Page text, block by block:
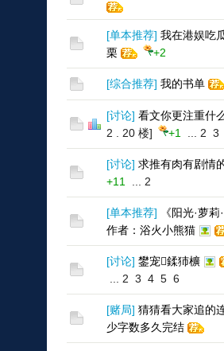
[单本推荐] 我在港娱吃
栗
+2
[综合推荐] 我的书单
[讨论] 看文你更注重什
2 . 20 楼]
+1 2 3
[讨论] 求推有肉有剧情
+11
2
[单本推荐]
《阳光·萝
作者：浴火小熊猫
[讨论] 鐢宠鍒犻櫎
2 3 4 5 6
[赌局] 猜猜看大家追的
少字数多久完结